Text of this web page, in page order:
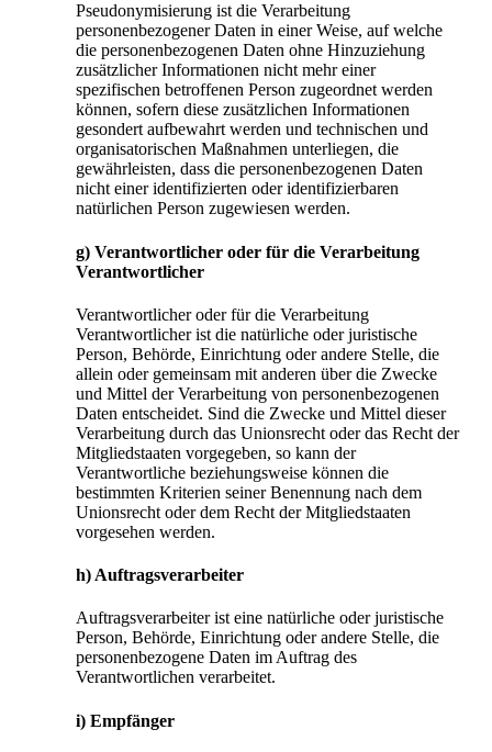
Pseudonymisierung ist die Verarbeitung
personenbezogener Daten in einer Weise, auf welche
die personenbezogenen Daten ohne Hinzuziehung
zusätzlicher Informationen nicht mehr einer
spezifischen betroffenen Person zugeordnet werden
können, sofern diese zusätzlichen Informationen
gesondert aufbewahrt werden und technischen und
organisatorischen Maßnahmen unterliegen, die
gewährleisten, dass die personenbezogenen Daten
nicht einer identifizierten oder identifizierbaren
natürlichen Person zugewiesen werden.
g) Verantwortlicher oder für die Verarbeitung
Verantwortlicher
Verantwortlicher oder für die Verarbeitung
Verantwortlicher ist die natürliche oder juristische
Person, Behörde, Einrichtung oder andere Stelle, die
allein oder gemeinsam mit anderen über die Zwecke
und Mittel der Verarbeitung von personenbezogenen
Daten entscheidet. Sind die Zwecke und Mittel dieser
Verarbeitung durch das Unionsrecht oder das Recht der
Mitgliedstaaten vorgegeben, so kann der
Verantwortliche beziehungsweise können die
bestimmten Kriterien seiner Benennung nach dem
Unionsrecht oder dem Recht der Mitgliedstaaten
vorgesehen werden.
h) Auftragsverarbeiter
Auftragsverarbeiter ist eine natürliche oder juristische
Person, Behörde, Einrichtung oder andere Stelle, die
personenbezogene Daten im Auftrag des
Verantwortlichen verarbeitet.
i) Empfänger